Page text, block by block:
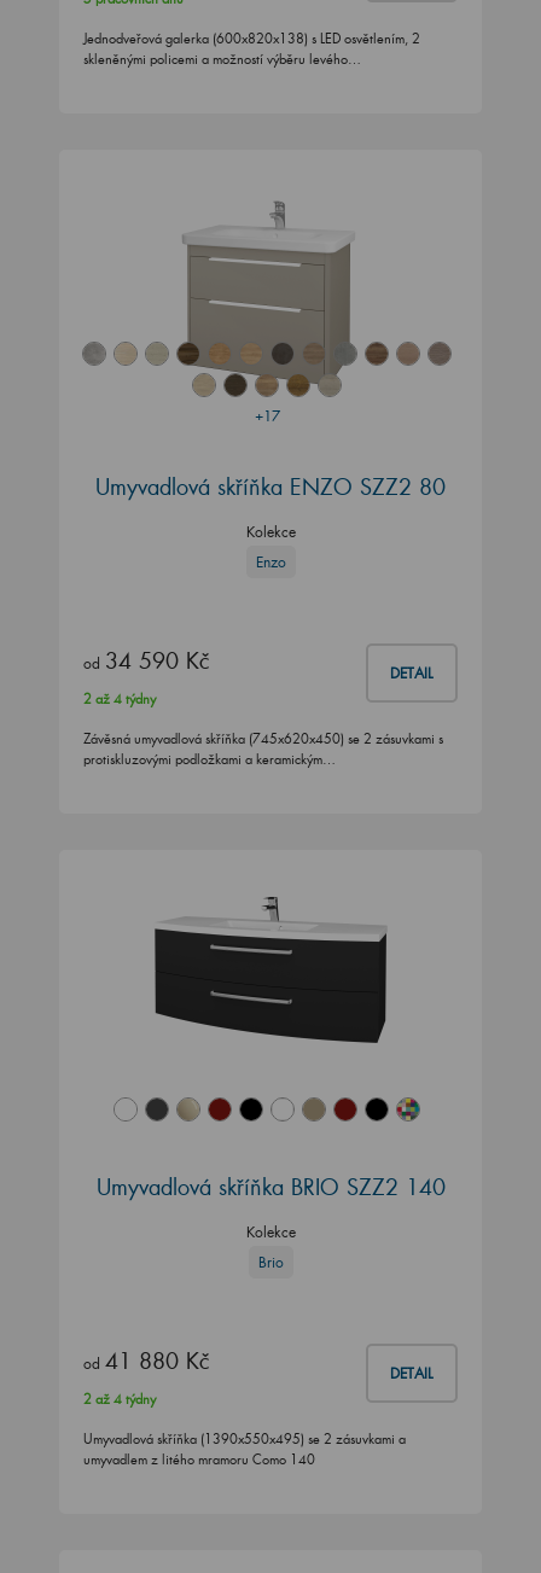
Jednodveřová galerka (600x820x138) s LED osvětlením, 2
skleněnými policemi a možností výběru levého…
+17
Umyvadlová skříňka ENZO SZZ2 80
Kolekce
Enzo
od 34 590 Kč DETAIL
2 až 4 týdny
Závěsná umyvadlová skříňka (745x620x450) se 2 zásuvkami s
protiskluzovými podložkami a keramickým…
Umyvadlová skříňka BRIO SZZ2 140
Kolekce
Brio
od 41 880 Kč DETAIL
2 až 4 týdny
Umyvadlová skříňka (1390x550x495) se 2 zásuvkami a
umyvadlem z litého mramoru Como 140